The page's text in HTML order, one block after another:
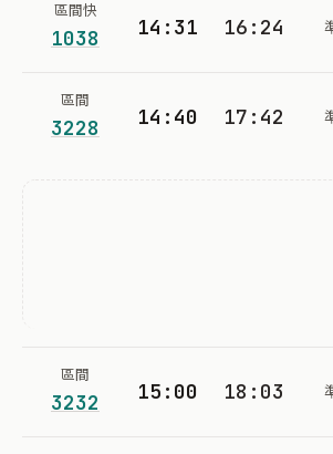
區間快
1038 14:31 16:24
區間
3228 14:40 17:42
區間
3232 15:00 18:03